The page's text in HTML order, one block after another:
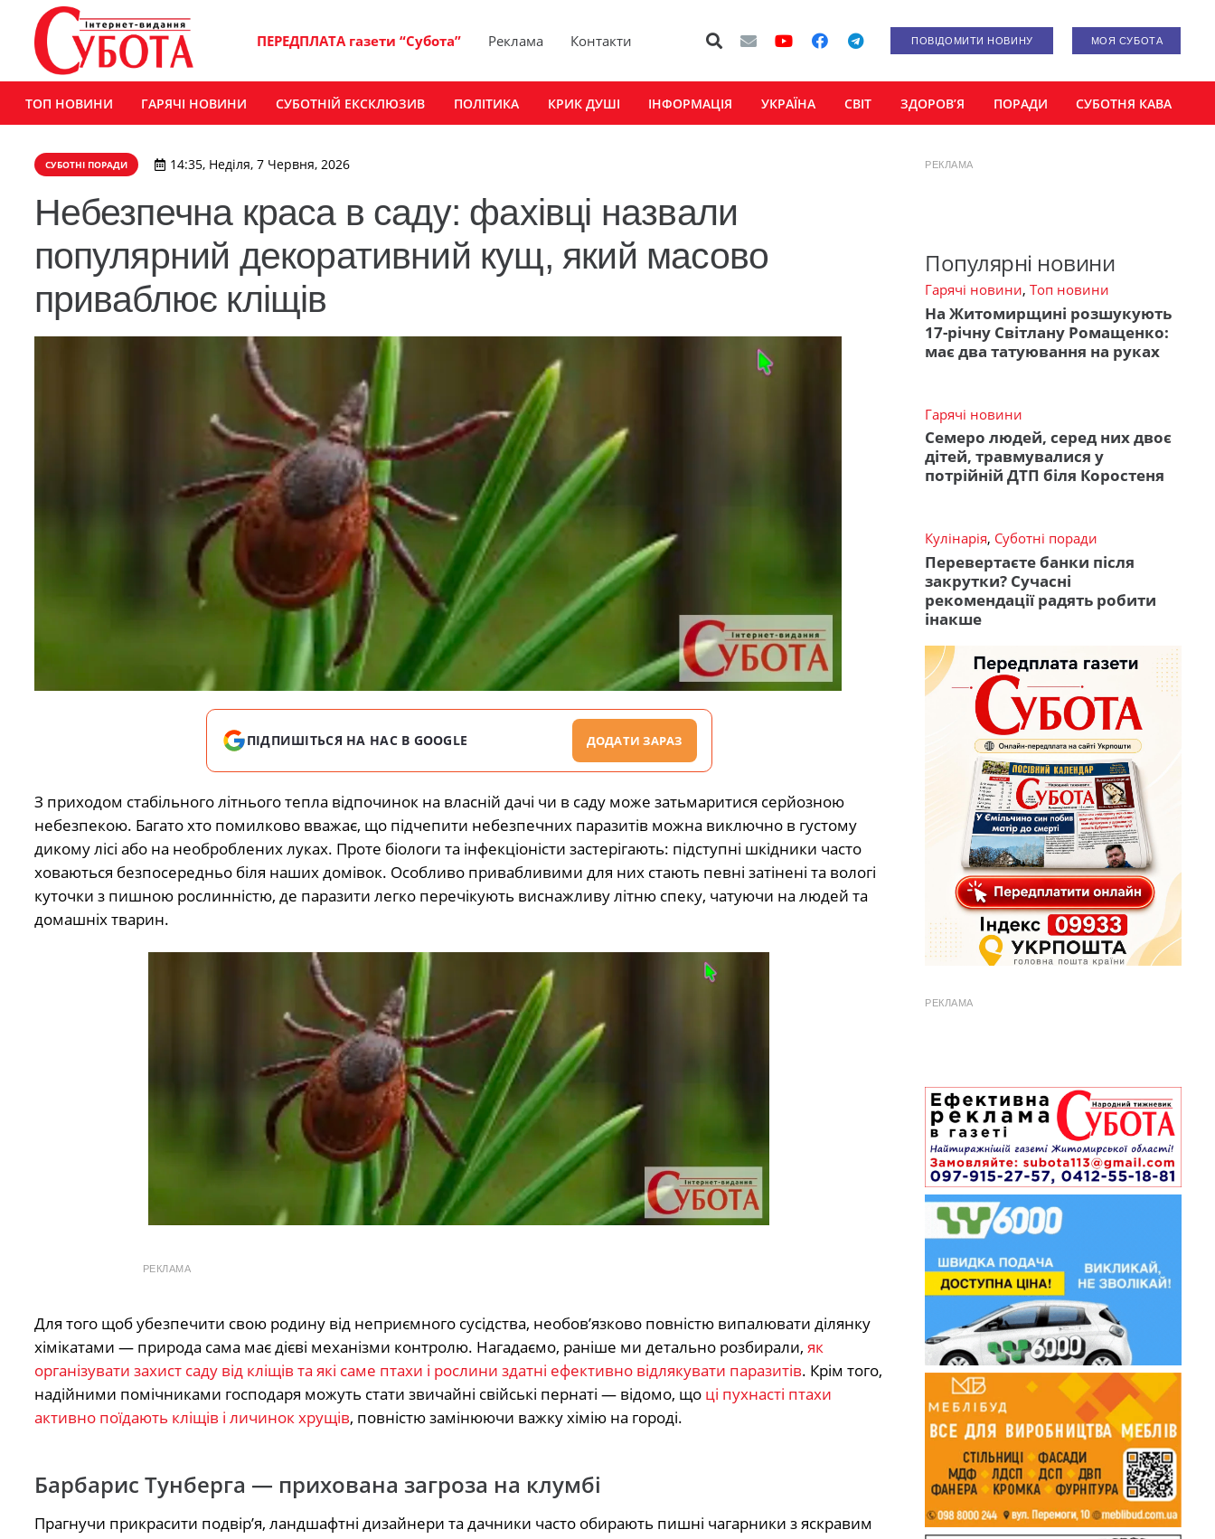
ПЕРЕДПЛАТА газети “Субота” Реклама Контакти ПОВІДОМИТИ НОВИНУ МОЯ СУБОТА
ТОП НОВИНИ ГАРЯЧІ НОВИНИ СУБОТНІЙ ЕКСКЛЮЗИВ ПОЛІТИКА КРИК ДУШІ ІНФОРМАЦІЯ УКРАЇНА СВІТ ЗДОРОВ’Я ПОРАДИ СУБОТНЯ КАВА
СУБОТНІ ПОРАДИ 14:35, Неділя, 7 Червня, 2026
Небезпечна краса в саду: фахівці назвали
популярний декоративний кущ, який масово
приваблює кліщів
ПІДПИШІТЬСЯ НА НАС В GOOGLE ДОДАТИ ЗАРАЗ
З приходом стабільного літнього тепла відпочинок на власній дачі чи в саду може затьмаритися серйозною
небезпекою. Багато хто помилково вважає, що підчепити небезпечних паразитів можна виключно в густому
дикому лісі або на необроблених луках. Проте біологи та інфекціоністи застерігають: підступні шкідники часто
ховаються безпосередньо біля наших домівок. Особливо привабливими для них стають певні затінені та вологі
куточки з пишною рослинністю, де паразити легко перечікують виснажливу літню спеку, чатуючи на людей та
домашніх тварин.
РЕКЛАМА
Для того щоб убезпечити свою родину від неприємного сусідства, необов’язково повністю випалювати ділянку
хімікатами — природа сама має дієві механізми контролю. Нагадаємо, раніше ми детально розбирали, як
організувати захист саду від кліщів та які саме птахи і рослини здатні ефективно відлякувати паразитів. Крім того,
надійними помічниками господаря можуть стати звичайні свійські пернаті — відомо, що ці пухнасті птахи
активно поїдають кліщів і личинок хрущів, повністю замінюючи важку хімію на городі.
Барбарис Тунберга — прихована загроза на клумбі
Прагнучи прикрасити подвір’я, ландшафтні дизайнери та дачники часто обирають пишні чагарники з яскравим
РЕКЛАМА
Популярні новини
Гарячі новини, Топ новини
На Житомирщині розшукують
17-річну Світлану Ромащенко:
має два татуювання на руках
Гарячі новини
Семеро людей, серед них двоє
дітей, травмувалися у
потрійній ДТП біля Коростеня
Кулінарія, Суботні поради
Перевертаєте банки після
закрутки? Сучасні
рекомендації радять робити
інакше
РЕКЛАМА